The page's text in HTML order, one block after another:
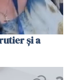
și a